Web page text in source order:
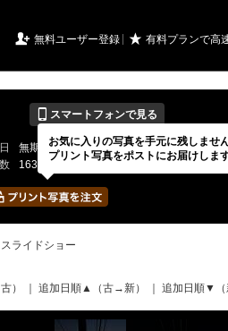
 無料ユーザー登録 ★ 有料プランで高
📱 スマートフォンで見る
無期限 イベントの期間
---
163 / 2000枚
スライドショー
） 追加日順▲（古→新） 追加日順▼（
お気に入りの写真を手元に残しませ
プリント写真をポストにお届けしま